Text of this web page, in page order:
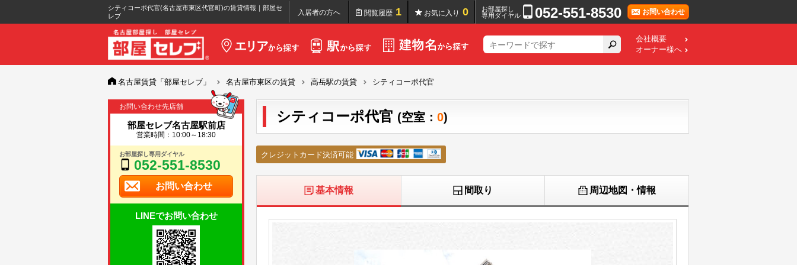
シティコーポ代官(名古屋市東区代官町)の賃貸情報｜部屋セ
レブ
入居者の方へ 閲覧履歴 1 お気に入り 0
お部屋探し
専用ダイヤル
052-551-8530 お問い合わせ
会社概要
オーナー様へ
名古屋賃貸「部屋セレブ」 名古屋市東区の賃貸 高岳駅の賃貸 シティコーポ代官
お問い合わせ先店舗
部屋セレブ名古屋駅前店
営業時間：10:00～18:30
お部屋探し専用ダイヤル
052-551-8530
お問い合わせ
LINEでお問い合わせ
シティコーポ代官 (空室： 0)
クレジットカード決済可能
基本情報 間取り 周辺地図・情報